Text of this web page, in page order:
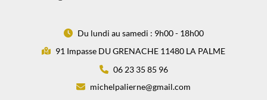
Du lundi au samedi : 9h00 - 18h00
91 Impasse DU GRENACHE 11480 LA PALME
06 23 35 85 96
michelpalierne@gmail.com